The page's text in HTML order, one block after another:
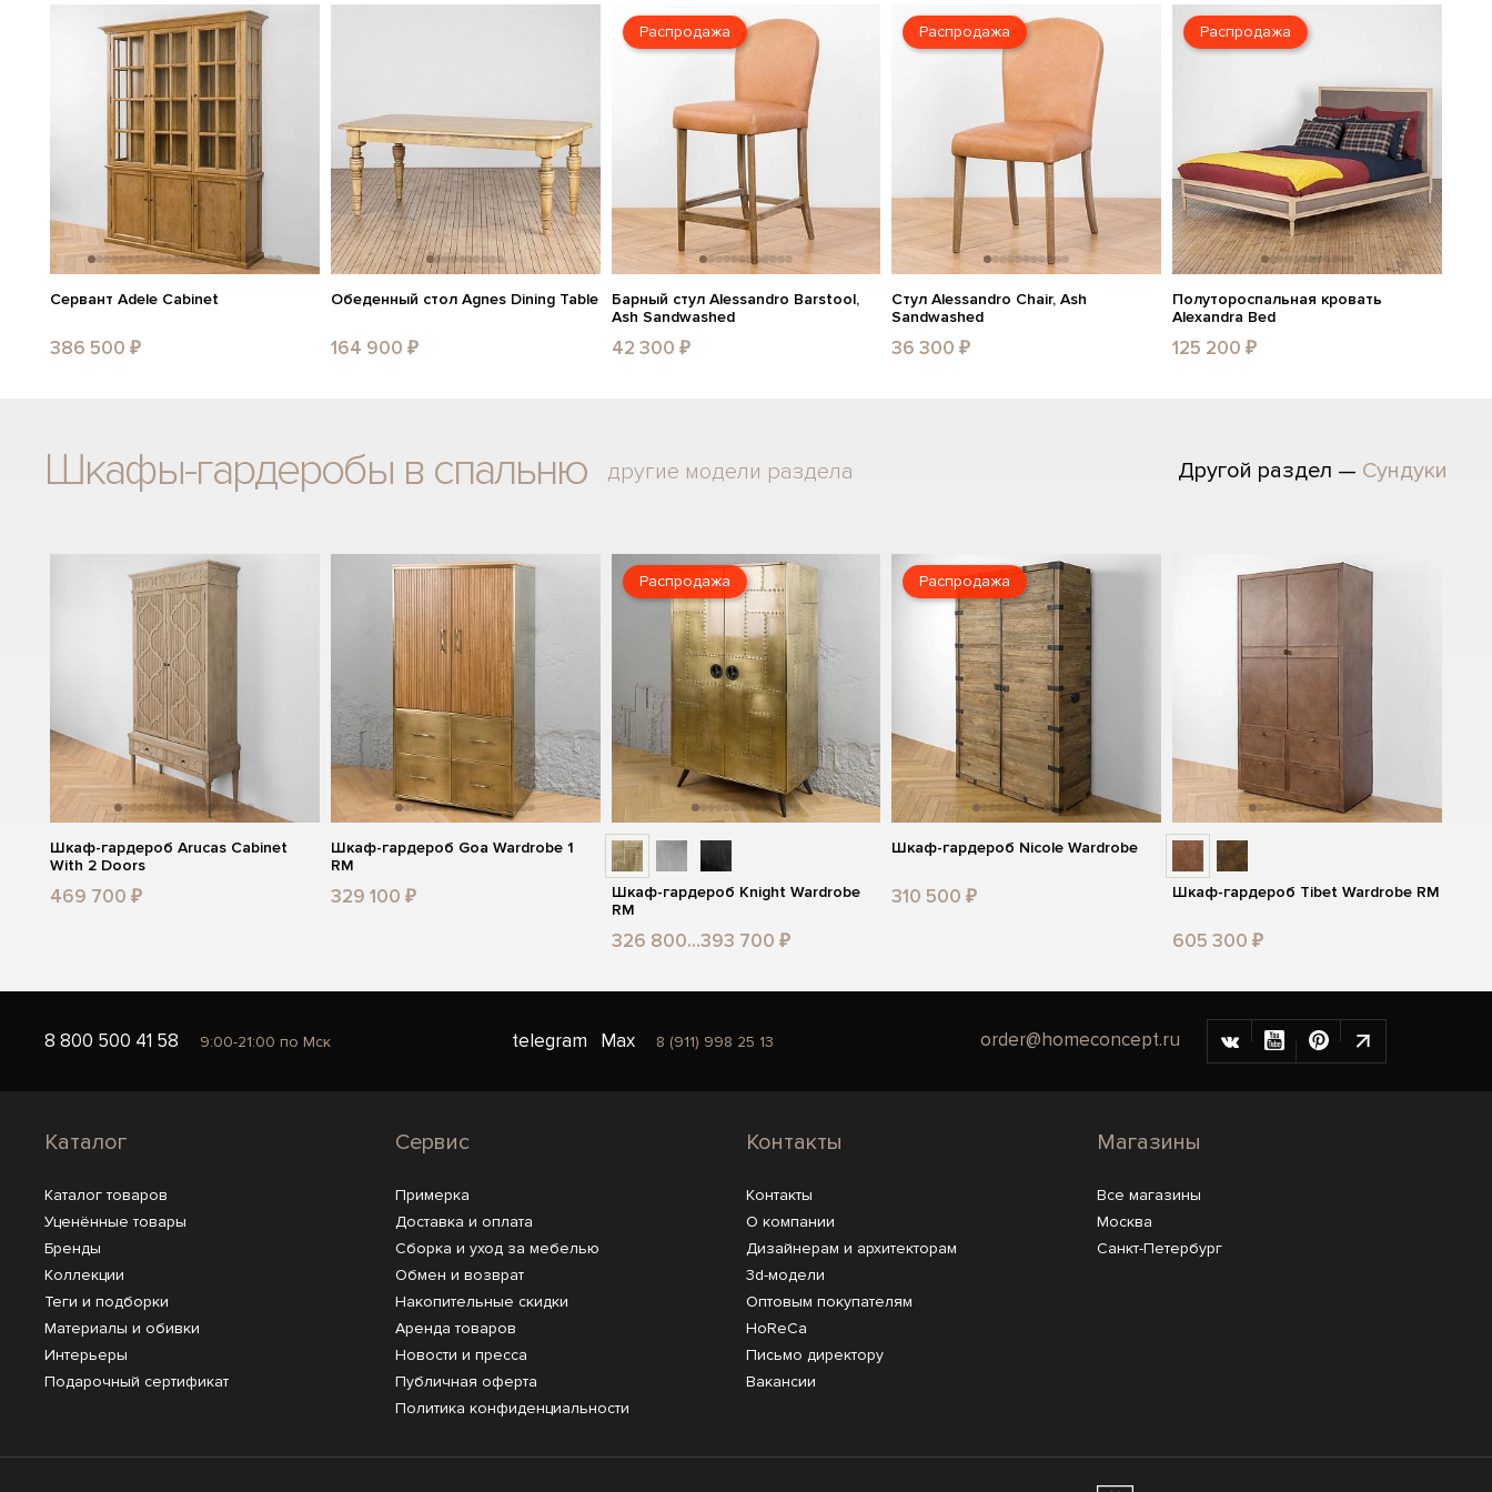
Сервант Adele Cabinet
386 500 ₽
Обеденный стол Agnes Dining Table
164 900 ₽
Распродажа
Барный стул Alessandro Barstool,
Ash Sandwashed
42 300 ₽
Распродажа
Стул Alessandro Chair, Ash
Sandwashed
36 300 ₽
Распродажа
Полутороспальная кровать
Alexandra Bed
125 200 ₽
Шкафы-гардеробы в спальню другие модели раздела Другой раздел — Сундуки
Шкаф-гардероб Arucas Cabinet
With 2 Doors
469 700 ₽
Шкаф-гардероб Goa Wardrobe 1
RM
329 100 ₽
Распродажа
Шкаф-гардероб Knight Wardrobe
RM
326 800...393 700 ₽
Распродажа
Шкаф-гардероб Nicole Wardrobe
310 500 ₽ Шкаф-гардероб Tibet Wardrobe RM
605 300 ₽
8 800 500 41 58 9:00-21:00 по Мск telegram Max 8 (911) 998 25 13 order@homeconcept.ru
Каталог
Каталог товаров
Уценённые товары
Бренды
Коллекции
Теги и подборки
Материалы и обивки
Интерьеры
Подарочный сертификат
Сервис
Примерка
Доставка и оплата
Сборка и уход за мебелью
Обмен и возврат
Накопительные скидки
Аренда товаров
Новости и пресса
Публичная оферта
Политика конфиденциальности
Контакты
Контакты
О компании
Дизайнерам и архитекторам
3d-модели
Оптовым покупателям
HoReCa
Письмо директору
Вакансии
Магазины
Все магазины
Москва
Санкт-Петербург